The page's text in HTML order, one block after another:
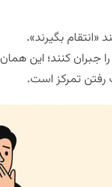
بگیرند».
جبران کنند؛ این همان
رفتن تمرکز است.